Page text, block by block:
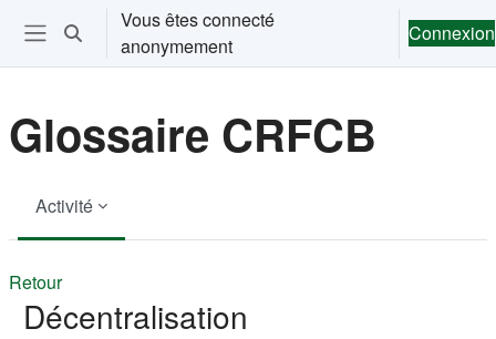
Passer au contenu principal
Ouvrir le menu de navigation
Activer/désactiver la saisie de recherche
Vous êtes connecté
anonymement
Connexion
Glossaire CRFCB
Activité
Retour
Décentralisation